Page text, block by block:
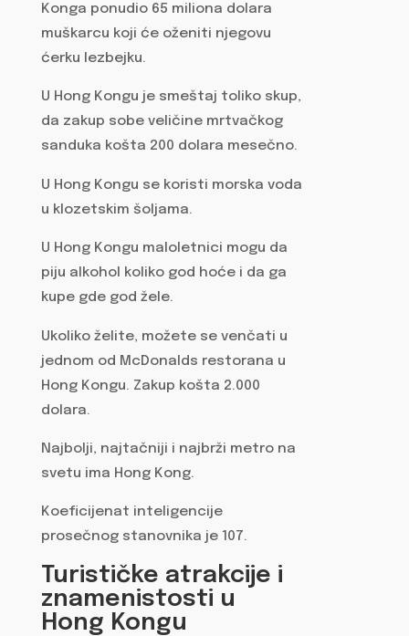
Konga ponudio 65 miliona dolara
muškarcu koji će oženiti njegovu
ćerku lezbejku.
U Hong Kongu je smeštaj toliko skup,
da zakup sobe veličine mrtvačkog
sanduka košta 200 dolara mesečno.
U Hong Kongu se koristi morska voda
u klozetskim šoljama.
U Hong Kongu maloletnici mogu da
piju alkohol koliko god hoće i da ga
kupe gde god žele.
Ukoliko želite, možete se venčati u
jednom od McDonalds restorana u
Hong Kongu. Zakup košta 2.000
dolara.
Najbolji, najtačniji i najbrži metro na
svetu ima Hong Kong.
Koeficijenat inteligencije
prosečnog stanovnika je 107.
Turističke atrakcije i
znamenistosti u
Hong Kongu